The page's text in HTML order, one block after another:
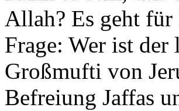
Allah? Es geht für
Frage: Wer ist der
Großmufti von
Befreiung Jaffas